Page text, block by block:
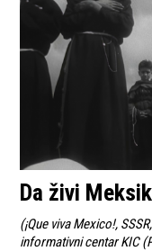
Da živi
(¡Que viva Mexico!,
informativni centar KIC